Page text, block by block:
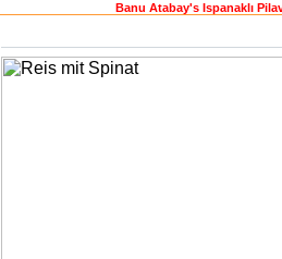
Banu Atabay's Ispanaklı